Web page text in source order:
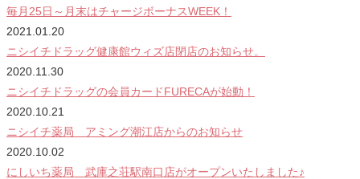
毎月25日～月末はチャージボーナスWEEK！
2021.01.20
ニシイチドラッグ健康館ウィズ店閉店のお知らせ。
2020.11.30
ニシイチドラッグの会員カードFURECAが始動！
2020.10.21
ニシイチ薬局 アミング潮江店からのお知らせ
2020.10.02
にしいち薬局 武庫之荘駅南口店がオープンいたしました♪